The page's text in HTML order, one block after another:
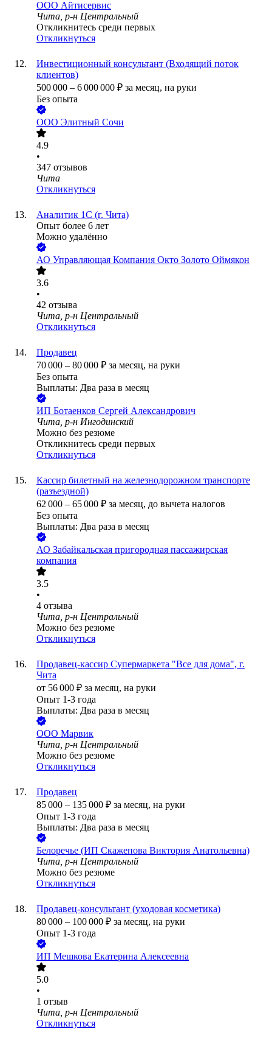
ООО Айтисервис
Чита, р-н Центральный
Откликнитесь среди первых
Откликнуться
Инвестиционный консультант (Входящий поток
клиентов)
500 000 – 6 000 000 ₽ за месяц, на руки
Без опыта
ООО Элитный Сочи
4.9
•
347 отзывов
Чита
Откликнуться
Аналитик 1С (г. Чита)
Опыт более 6 лет
Можно удалённо
АО Управляющая Компания Окто Золото Оймякон
3.6
•
42 отзыва
Чита, р-н Центральный
Откликнуться
Продавец
70 000 – 80 000 ₽ за месяц, на руки
Без опыта
Выплаты: Два раза в месяц
ИП Ботаенков Сергей Александрович
Чита, р-н Ингодинский
Можно без резюме
Откликнитесь среди первых
Откликнуться
Кассир билетный на железнодорожном транспорте
(разъездной)
62 000 – 65 000 ₽ за месяц, до вычета налогов
Без опыта
Выплаты: Два раза в месяц
АО Забайкальская пригородная пассажирская
компания
3.5
•
4 отзыва
Чита, р-н Центральный
Можно без резюме
Откликнуться
Продавец-кассир Супермаркета "Все для дома", г.
Чита
от 56 000 ₽ за месяц, на руки
Опыт 1-3 года
Выплаты: Два раза в месяц
ООО Марвик
Чита, р-н Центральный
Можно без резюме
Откликнуться
Продавец
85 000 – 135 000 ₽ за месяц, на руки
Опыт 1-3 года
Выплаты: Два раза в месяц
Белоречье (ИП Скажепова Виктория Анатольевна)
Чита, р-н Центральный
Можно без резюме
Откликнуться
Продавец-консультант (уходовая косметика)
80 000 – 100 000 ₽ за месяц, на руки
Опыт 1-3 года
ИП Мешкова Екатерина Алексеевна
5.0
•
1 отзыв
Чита, р-н Центральный
Откликнуться